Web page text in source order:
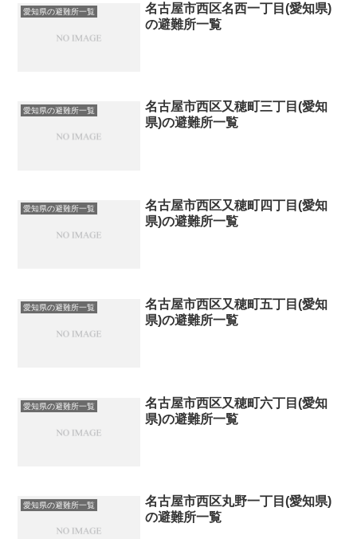
愛知県の避難所一覧
名古屋市西区名西一丁目(愛知県)
の避難所一覧
愛知県の避難所一覧
名古屋市西区又穂町三丁目(愛知
県)の避難所一覧
愛知県の避難所一覧
名古屋市西区又穂町四丁目(愛知
県)の避難所一覧
愛知県の避難所一覧
名古屋市西区又穂町五丁目(愛知
県)の避難所一覧
愛知県の避難所一覧
名古屋市西区又穂町六丁目(愛知
県)の避難所一覧
愛知県の避難所一覧
名古屋市西区丸野一丁目(愛知県)
の避難所一覧